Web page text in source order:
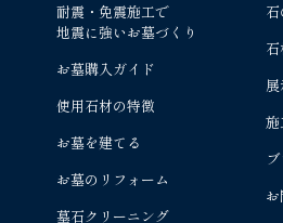
耐震・免震施工で
地震に強いお墓づくり
お墓購入ガイド
使用石材の特徴
お墓を建てる
お墓のリフォーム
墓石クリーニング